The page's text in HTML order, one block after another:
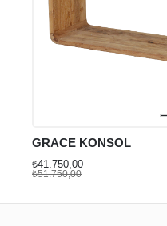
GRACE KONSOL
₺41.750,00
₺51.750,00